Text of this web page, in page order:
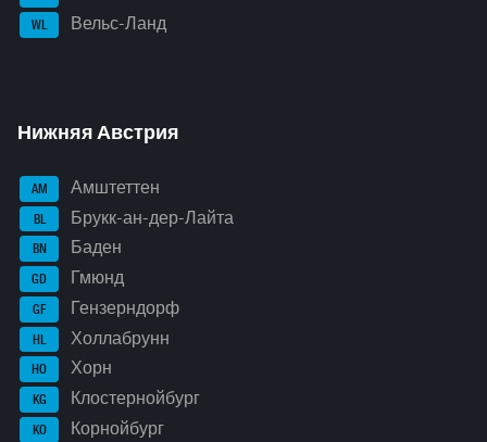
WL Вельс-Ланд
Нижняя Австрия
AM Амштеттен
BL Брукк-ан-дер-Лайта
BN Баден
GD Гмюнд
GF Гензерндорф
HL Холлабрунн
HO Хорн
KG Клостернойбург
KO Корнойбург